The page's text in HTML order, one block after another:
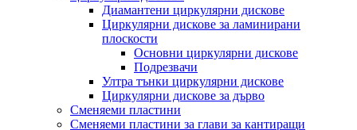
Диамантени циркулярни дискове
Циркулярни дискове за ламинирани
плоскости
Основни циркулярни дискове
Подрезвачи
Ултра тънки циркулярни дискове
Циркулярни дискове за дърво
Сменяеми пластини
Сменяеми пластини за глави за кантиращи